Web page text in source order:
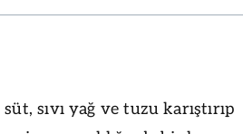
sıvı yağ ve tuzu karıştırıp